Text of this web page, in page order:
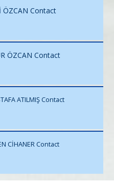
ÖZCAN Contact
ÖZCAN Contact
ATILMIŞ Contact
CİHANER Contact